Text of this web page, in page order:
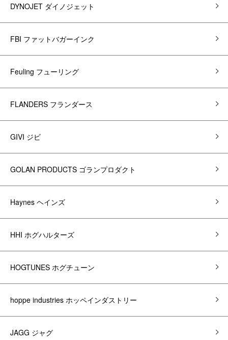
DYNOJET ダイノジェット
FBI ファットバガーインク
Feuling フューリング
FLANDERS フランダース
GIVI ジビ
GOLAN PRODUCTS ゴランプロダクト
Haynes ヘインズ
HHI ホグハルターズ
HOGTUNES ホグチューン
hoppe industries ホッペインダストリー
JAGG ジャグ